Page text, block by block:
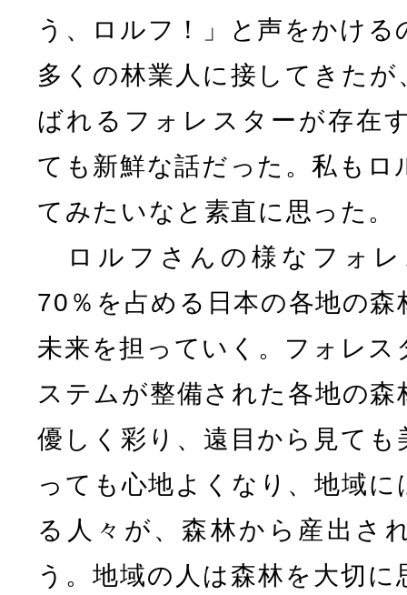
う、ロルフ！」と声をかけ
多くの林業人に接してきた
ばれるフォレスターが存在
ても新鮮な話だった。私も
てみたいなと素直に思った。
ロルフさんの様なフォレ
70％を占める日本の各地の
未来を担っていく。フォレス
ステムが整備された各地の
優しく彩り、遠目から見ても
っても心地よくなり、地域
る人々が、森林から産出さ
う。地域の人は森林を大切